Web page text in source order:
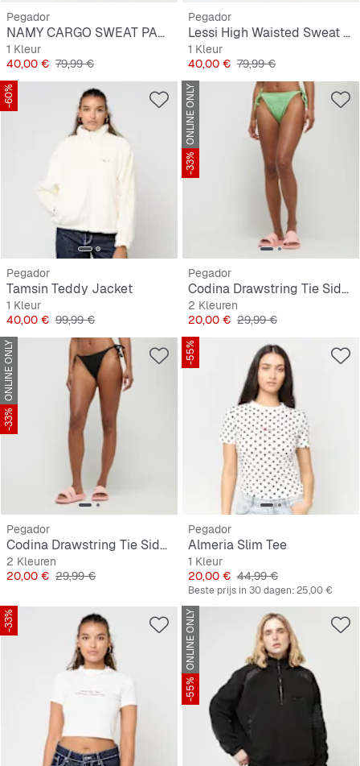
Pegador
NAMY CARGO SWEAT PANTS
1 Kleur
Prijs
40,00 € Originele Prijs
79,99 €
Pegador
Lessi High Waisted Sweat Pants
1 Kleur
Prijs
40,00 € Originele Prijs
79,99 €
-60%
Pegador
Tamsin Teddy Jacket
1 Kleur
Prijs
40,00 € Originele Prijs
99,99 €
ONLINE ONLY
-33%
Pegador
Codina Drawstring Tie Side Bikini Panty
2 Kleuren
Prijs
20,00 € Originele Prijs
29,99 €
ONLINE ONLY
-33%
Pegador
Codina Drawstring Tie Side Bikini Panty
2 Kleuren
Prijs
20,00 € Originele Prijs
29,99 €
-55%
Pegador
Almeria Slim Tee
1 Kleur
Prijs
20,00 € Originele Prijs
44,99 €
Beste prijs in 30 dagen:25,00 €
-33% ONLINE ONLY
-55%